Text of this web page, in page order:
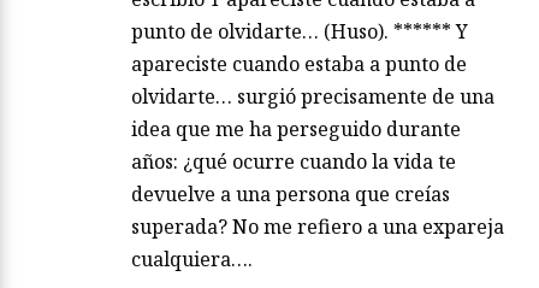
punto de olvidarte… (Huso). ****** Y
apareciste cuando estaba a punto de
olvidarte… surgió precisamente de una
idea que me ha perseguido durante
años: ¿qué ocurre cuando la vida te
devuelve a una persona que creías
superada? No me refiero a una expareja
cualquiera….